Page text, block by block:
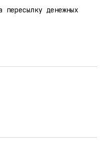
пересылку денежных